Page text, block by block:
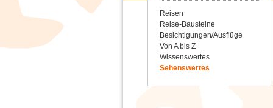
Navigation
überspringen
Reisen
Reise-Bausteine
Besichtigungen/Ausflüge
Von A bis Z
Wissenswertes
Sehenswertes